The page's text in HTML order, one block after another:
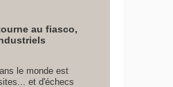
au fiasco,
le monde est
et d'échecs